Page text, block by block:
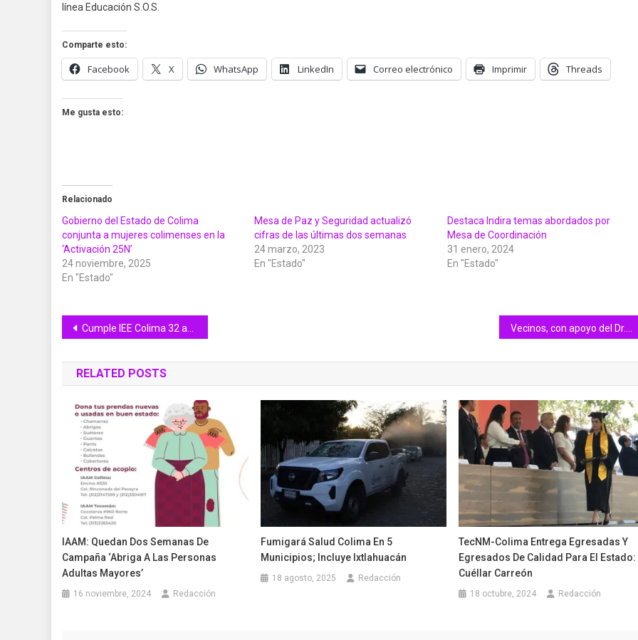
línea Educación S.O.S.
Comparte esto:
Facebook X WhatsApp LinkedIn Correo electrónico Imprimir Threads
Me gusta esto:
Relacionado
Gobierno del Estado de Colima
conjunta a mujeres colimenses en la
‘Activación 25N’
24 noviembre, 2025
En "Estado"
Mesa de Paz y Seguridad actualizó
cifras de las últimas dos semanas
24 marzo, 2023
En "Estado"
Destaca Indira temas abordados por
Mesa de Coordinación
31 enero, 2024
En "Estado"
Navegación
de
entradas
Cumple IEE Colima 32 años; ratifica compromiso de velar por derechos de la ciudadanía
RELATED POSTS
IAAM: Quedan Dos Semanas De
Campaña ‘Abriga A Las Personas
Adultas Mayores’
16 noviembre, 2024 Redacción
Fumigará Salud Colima En 5
Municipios; Incluye Ixtlahuacán
18 agosto, 2025 Redacción
TecNM-Colima Entrega Egresadas Y
Egresados De Calidad Para El Estado:
Cuéllar Carreón
18 octubre, 2024 Redacción